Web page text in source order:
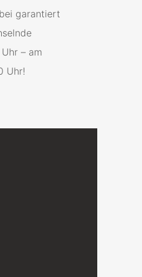
garantiert
– am
Uhr!